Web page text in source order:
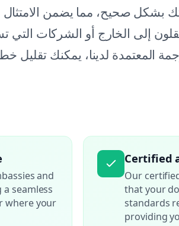
بشكل صحيح، مما يضمن الامتثال
إلى الخارج أو الشركات
and
seamless
where your
Certified
Our
that your
standards
providing